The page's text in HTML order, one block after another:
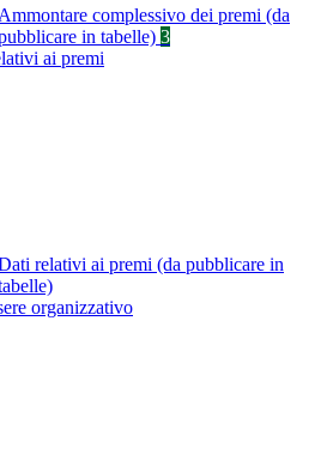
Ammontare complessivo dei premi (da
in tabelle) 3
ai premi
relativi ai premi (da pubblicare in
organizzativo